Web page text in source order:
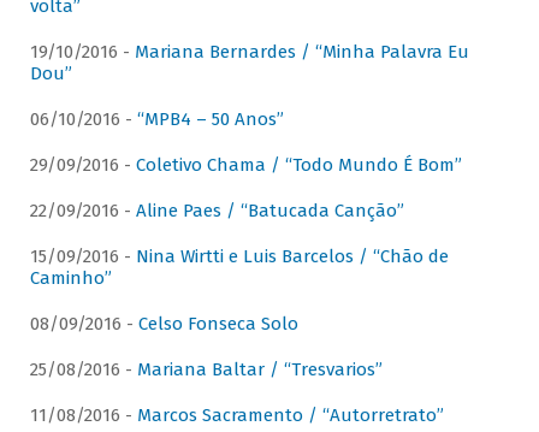
volta”
19/10/2016 - Mariana Bernardes / “Minha Palavra Eu
Dou”
06/10/2016 - “MPB4 – 50 Anos”
29/09/2016 - Coletivo Chama / “Todo Mundo É Bom”
22/09/2016 - Aline Paes / “Batucada Canção”
15/09/2016 - Nina Wirtti e Luis Barcelos / “Chão de
Caminho”
08/09/2016 - Celso Fonseca Solo
25/08/2016 - Mariana Baltar / “Tresvarios”
11/08/2016 - Marcos Sacramento / “Autorretrato”